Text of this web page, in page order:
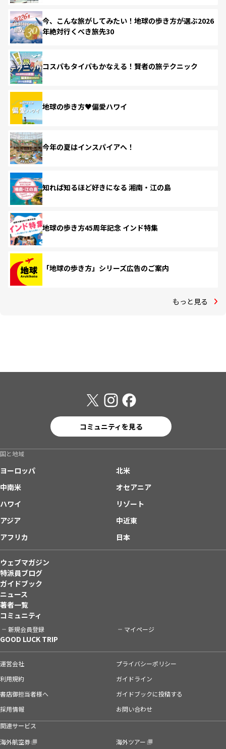
今、こんな旅がしてみたい！地球の歩き方が選ぶ2026
年絶対行くべき旅先30
コスパもタイパもかなえる！賢者の旅テクニック
地球の歩き方♥偏愛ハワイ
今年の夏はインスパイアへ！
知れば知るほど好きになる 湘南・江の島
地球の歩き方45周年記念 インド特集
「地球の歩き方」シリーズ広告のご案内
もっと見る
コミュニティを見る
国と地域
ヨーロッパ
北米
中南米
オセアニア
ハワイ
リゾート
アジア
中近東
アフリカ
日本
ウェブマガジン
特派員ブログ
ガイドブック
ニュース
著者一覧
コミュニティ
新規会員登録 マイページ
GOOD LUCK TRIP
運営会社
プライバシーポリシー
利用規約
ガイドライン
書店御担当者様へ
ガイドブックに投稿する
採用情報
お問い合わせ
関連サービス
海外航空券
海外ツアー